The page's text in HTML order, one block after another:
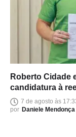
Roberto Cidade
candidatura à
7 de agosto às
por Daniele Mendonça